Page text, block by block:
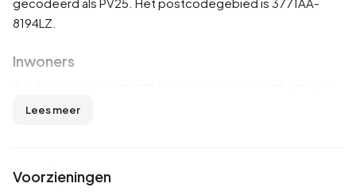
8194LZ.
Inwoners
en 50,4% vrouw. De meeste inwoners zijn 45 tot 65 jaar
ongehuwd, 40,1% is gehuwd, 7,3% is gescheiden en 5,1%
Lees meer
Voorzieningen